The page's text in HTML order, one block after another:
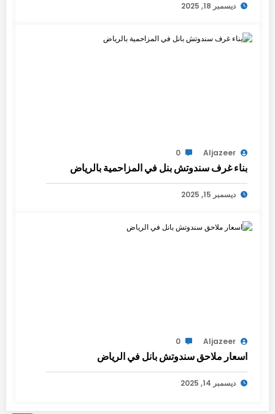
ديسمبر 18, 2025
Aljazeer
0
بناء غرف سندوتش بنل في المزاحمية بالرياض
ديسمبر 15, 2025
Aljazeer
0
اسعار ملاحق سندوتش بانل في الرياض
ديسمبر 14, 2025